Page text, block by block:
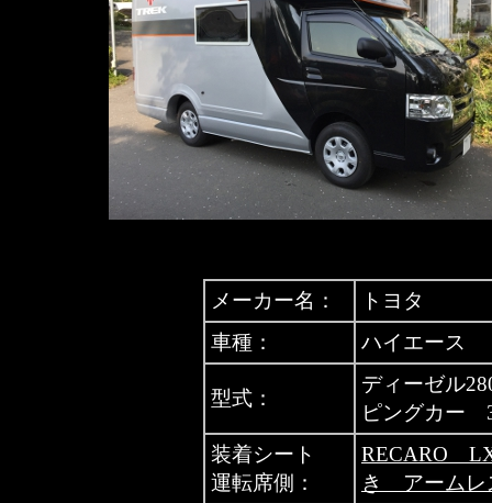
メーカー名：
トヨタ
車種：
ハイエース
型式：
ディーゼル
ピングカー
装着シート
運転席側：
RECARO
き アームレ